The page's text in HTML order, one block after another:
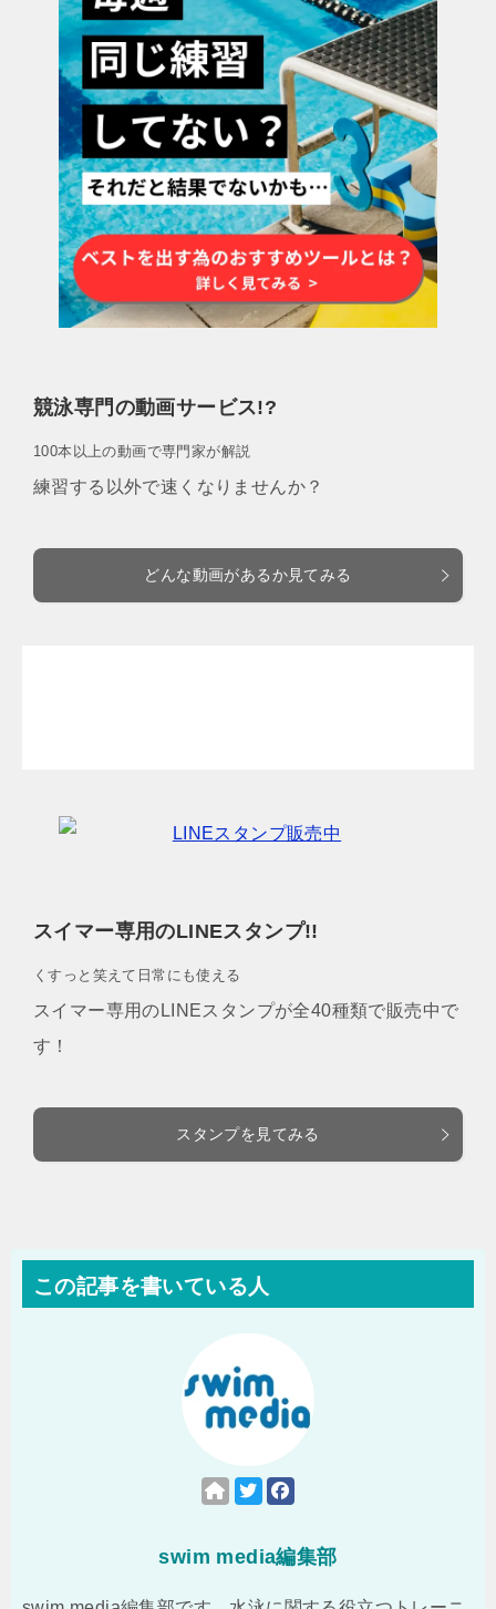
競泳専門の動画サービス!?
100本以上の動画で専門家が解説
練習する以外で速くなりませんか？
どんな動画があるか見てみる
スイマー専用のLINEスタンプ!!
くすっと笑えて日常にも使える
スイマー専用のLINEスタンプが全40種類で販売中で
す！
スタンプを見てみる
この記事を書いている人
swim media編集部